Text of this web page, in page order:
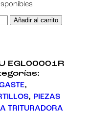
Añadir al carrito
EGL00001R
,
, PIEZAS
TRITURADORA